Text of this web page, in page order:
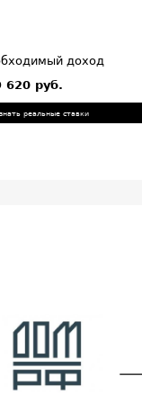
доход
620 руб.
реальные ставки